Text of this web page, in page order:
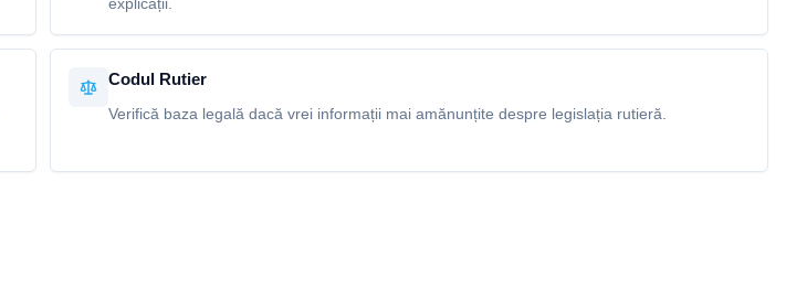
Codul Rutier
Verifică baza legală dacă vrei informații mai amănunțite despre legislația rutieră.